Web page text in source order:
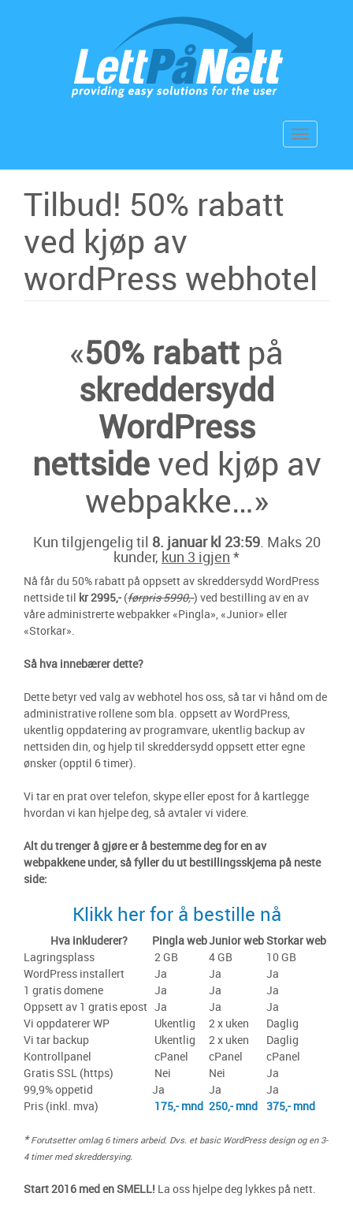
Toggle
navigation
Tilbud! 50% rabatt
ved kjøp av
wordPress webhotel
«50% rabatt på
skreddersydd
WordPress
nettsideved kjøp av
webpakke…»
Kun tilgjengelig til 8. januar kl 23:59. Maks 20
kunder, kun 3 igjen *
Nå får du 50% rabatt på oppsett av skreddersydd WordPress
nettside til kr 2995,-(førpris 5990,-) ved bestilling av en av
våre administrerte webpakker «Pingla», «Junior» eller
«Storkar».
Så hva innebærer dette?
Dette betyr ved valg av webhotel hos oss, så tar vi hånd om de
administrative rollene som bla. oppsett av WordPress,
ukentlig oppdatering av programvare, ukentlig backup av
nettsiden din, og hjelp til skreddersydd oppsett etter egne
ønsker (opptil 6 timer).
Vi tar en prat over telefon, skype eller epost for å kartlegge
hvordan vi kan hjelpe deg, så avtaler vi videre.
Alt du trenger å gjøre er å bestemme deg for en av
webpakkene under, så fyller du ut bestillingsskjema på neste
side:
Klikk her for å bestille nå
Hva inkluderer? Pingla webJunior webStorkar web
Lagringsplass
2 GB 4 GB
10 GB
WordPress installert
Ja Ja
Ja
1 gratis domene
Ja Ja
Ja
Oppsett av 1 gratis epost Ja Ja
Ja
Vi oppdaterer WP
Ukentlig 2 x uken
Daglig
Vi tar backup
Ukentlig 2 x uken
Daglig
Kontrollpanel
cPanel cPanel
cPanel
Gratis SSL (https)
Nei Nei
Ja
99,9% oppetid
Ja Ja
Ja
Pris (inkl. mva)
175,- mnd 250,- mnd 375,- mnd
*Forutsetter omlag 6 timers arbeid. Dvs. et basic WordPress design og en 3-
4 timer med skreddersying.
Start 2016 med en SMELL! La oss hjelpe deg lykkes på nett.